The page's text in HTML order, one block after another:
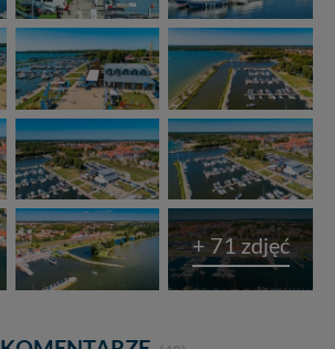
+ 71 zdjęć